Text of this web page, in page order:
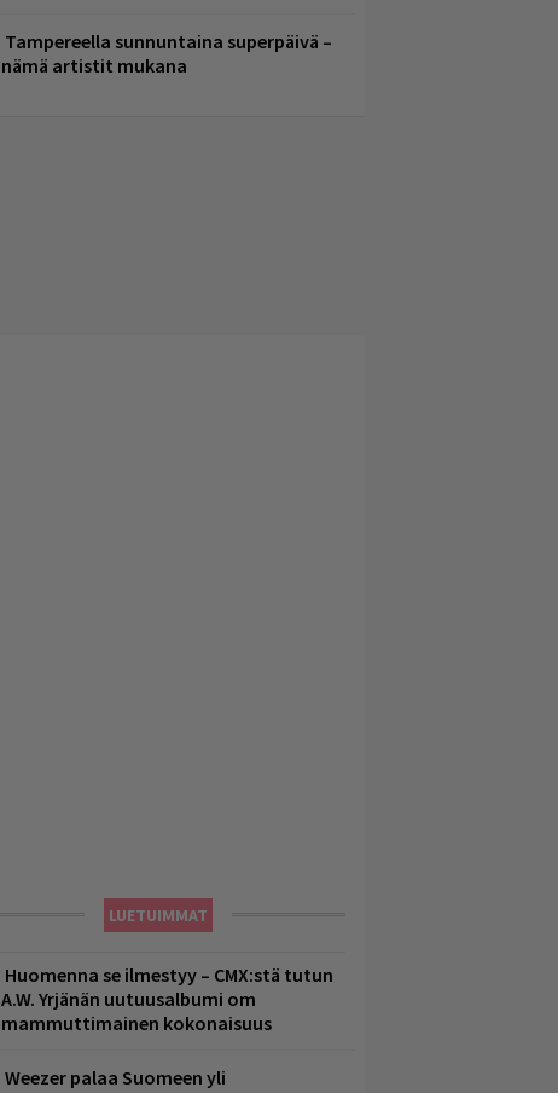
Tampereella sunnuntaina superpäivä –
nämä artistit mukana
LUETUIMMAT
Huomenna se ilmestyy – CMX:stä tutun
A.W. Yrjänän uutuusalbumi om
mammuttimainen kokonaisuus
Weezer palaa Suomeen yli